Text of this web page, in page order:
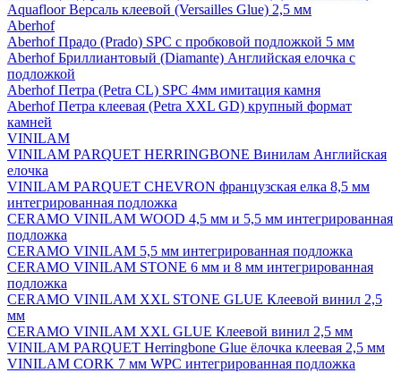
Aquafloor Версаль клеевой (Versailles Glue) 2,5 мм
Aberhof
Aberhof Прадо (Prado) SPC с пробковой подложкой 5 мм
Aberhof Бриллиантовый (Diamante) Английская елочка с
подложкой
Aberhof Петра (Petra CL) SPC 4мм имитация камня
Aberhof Петра клеевая (Petra XXL GD) крупный формат
камней
VINILAM
VINILAM PARQUET HERRINGBONE Винилам Английская
елочка
VINILAM PARQUET CHEVRON французская елка 8,5 мм
интегрированная подложка
CERAMO VINILAM WOOD 4,5 мм и 5,5 мм интегрированная
подложка
CERAMO VINILAM 5,5 мм интегрированная подложка
CERAMO VINILAM STONE 6 мм и 8 мм интегрированная
подложка
CERAMO VINILAM XXL STONE GLUE Клеевой винил 2,5
мм
CERAMO VINILAM XXL GLUE Клеевой винил 2,5 мм
VINILAM PARQUET Herringbone Glue ёлочка клеевая 2,5 мм
VINILAM CORK 7 мм WPC интегрированная подложка